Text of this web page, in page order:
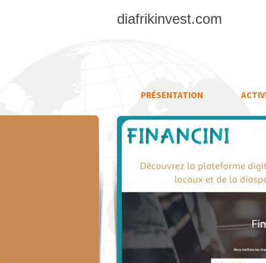
diafrikinvest.com
PRÉSENTATION